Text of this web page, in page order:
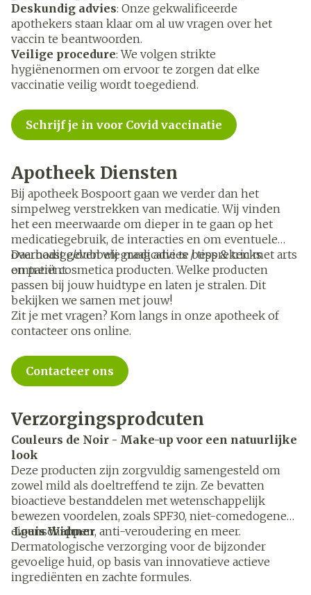
Deskundig advies: Onze gekwalificeerde
apothekers staan klaar om al uw vragen over het
vaccin te beantwoorden.
Veilige procedure: We volgen strikte
hygiënenormen om ervoor te zorgen dat elke
vaccinatie veilig wordt toegediend.
Schrijf je in voor Covid vaccinatie
Apotheek Diensten
Bij apotheek Bospoort gaan we verder dan het
simpelweg verstrekken van medicatie. Wij vinden
het een meerwaarde om dieper in te gaan op het
medicatiegebruik, de interacties en om eventuele
overbodige/dubbele medicatie te bespreken met arts
en patiënt.
Daarnaast geven wij graag advies / tips & tricks
omtrent cosmetica producten. Welke producten
passen bij jouw huidtype en laten je stralen. Dit
bekijken we samen met jouw!
Zit je met vragen? Kom langs in onze apotheek of
contacteer ons online.
Contacteer ons
Verzorgingsprodcuten
Couleurs de Noir - Make-up voor een natuurlijke
look
Deze producten zijn zorgvuldig samengesteld om
zowel mild als doeltreffend te zijn. Ze bevatten
bioactieve bestanddelen met wetenschappelijk
bewezen voordelen, zoals SPF30, niet-comedogene
eigenschappen, anti-veroudering en meer.
Louis Widmer
Dermatologische verzorging voor de bijzonder
gevoelige huid, op basis van innovatieve actieve
ingrediënten en zachte formules.